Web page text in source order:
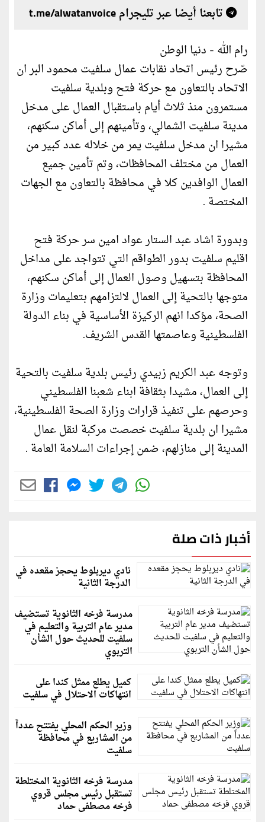
تابعنا أيضا عبر تليجرام t.me/alwatanvoice
رام الله - دنيا الوطن
صّرح رئيس اتحاد نقابات عمال سلفيت محمود البر ان
الاتحاد بالتعاون مع حركة فتح وبلدية سلفيت
مستمرون منذ ثلاث أيام باستقبال العمال على مدخل
مدينة سلفيت الشمالي، وتأمينهم إلى أماكن سكنهم،
مشيرا ان مدخل سلفيت يمر من خلاله عدد كبير من
العمال من مختلف المحافظات، وتم تأمين جميع
العمال الوافدين كلا في محافظة بالتعاون مع الجهات
المختصة .
وبدورة اشاد عبد الستار عواد امين سر حركة فتح
اقليم سلفيت بدور الطواقم التي تتواجد على مداخل
المحافظة بتسهيل وصول العمال إلى أماكن سكنهم،
متوجها بالتحية إلى العمال لالتزامهم بتعليمات وزارة
الصحة، مؤكدا انهم الركيزة الأساسية في بناء الدولة
الفلسطينية وعاصمتها القدس الشريف.
وتوجه عبد الكريم زبيدي رئيس بلدية سلفيت بالتحية
إلى العمال، مشيدا بثقافة ابناء شعبنا الفلسطيني
وحرصهم على تنفيذ قرارات وزارة الصحة الفلسطينية،
مشيرا ان بلدية سلفيت خصصت مركبة لنقل عمال
المدينة إلى منازلهم، ضمن إجراءات السلامة العامة .
أخبار ذات صلة
نادي ديربلوط يحجز مقعده في
الدرجة الثانية
مدرسة فرخه الثانوية تستضيف
مدير عام التربية والتعليم في
سلفيت للحديث حول الشأن
التربوي
كميل يطلع ممثل كندا على
انتهاكات الاحتلال في سلفيت
وزير الحكم المحلي يفتتح عدداً
من المشاريع في محافظة
سلفيت
مدرسة فرخه الثانوية المختلطة
تستقبل رئيس مجلس قروي
فرخه مصطفى حماد